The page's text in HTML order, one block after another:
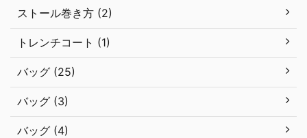
ストール巻き方 (2)
トレンチコート (1)
バッグ (25)
バッグ (3)
バッグ (4)